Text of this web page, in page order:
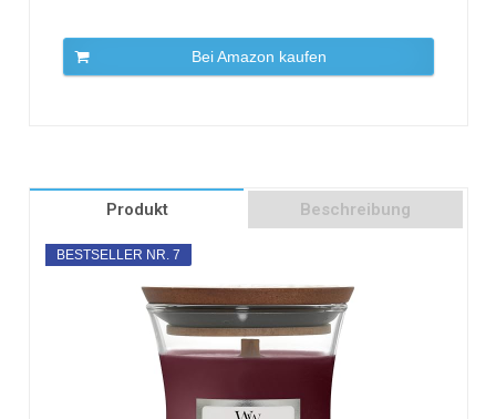
Bei Amazon kaufen
Produkt Beschreibung
BESTSELLER NR. 7